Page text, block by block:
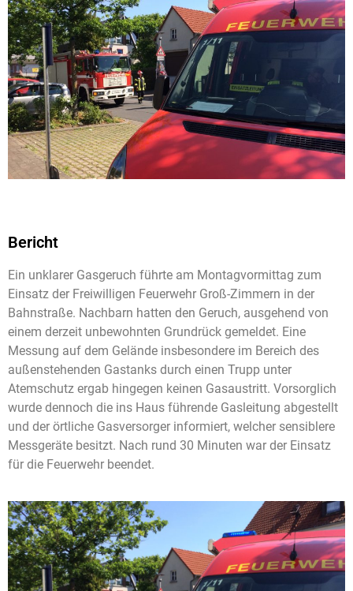
Bericht
Ein unklarer Gasgeruch führte am Montagvormittag zum
Einsatz der Freiwilligen Feuerwehr Groß-Zimmern in der
Bahnstraße. Nachbarn hatten den Geruch, ausgehend von
einem derzeit unbewohnten Grundrück gemeldet. Eine
Messung auf dem Gelände insbesondere im Bereich des
außenstehenden Gastanks durch einen Trupp unter
Atemschutz ergab hingegen keinen Gasaustritt. Vorsorglich
wurde dennoch die ins Haus führende Gasleitung abgestellt
und der örtliche Gasversorger informiert, welcher sensiblere
Messgeräte besitzt. Nach rund 30 Minuten war der Einsatz
für die Feuerwehr beendet.